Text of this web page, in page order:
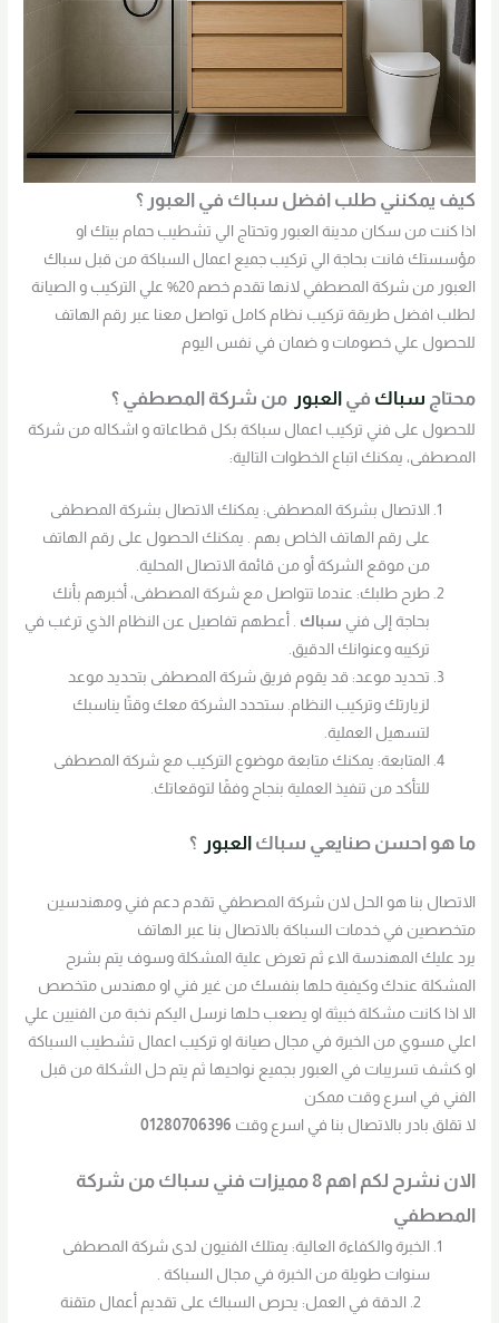
كيف يمكنني طلب افضل سباك في العبور ؟
اذا كنت من سكان مدينة العبور وتحتاج الي تشطيب حمام بيتك او
مؤسستك فانت بحاجة الي تركيب جميع اعمال السباكة من قبل سباك
العبور من شركة المصطفي لانها تقدم خصم 20% علي التركيب و الصيانة
لطلب افضل طريقة تركيب نظام كامل تواصل معنا عبر رقم الهاتف
للحصول علي خصومات و ضمان في نفس اليوم
محتاج سباك في العبور من شركة المصطفي ؟
للحصول على فني تركيب اعمال سباكة بكل قطاعاته و اشكاله من شركة
المصطفى، يمكنك اتباع الخطوات التالية:
الاتصال بشركة المصطفى: يمكنك الاتصال بشركة المصطفى
على رقم الهاتف الخاص بهم . يمكنك الحصول على رقم الهاتف
من موقع الشركة أو من قائمة الاتصال المحلية.
طرح طلبك: عندما تتواصل مع شركة المصطفى، أخبرهم بأنك
بحاجة إلى فني سباك . أعطهم تفاصيل عن النظام الذي ترغب في
تركيبه وعنوانك الدقيق.
تحديد موعد: قد يقوم فريق شركة المصطفى بتحديد موعد
لزيارتك وتركيب النظام. ستحدد الشركة معك وقتًا يناسبك
لتسهيل العملية.
المتابعة: يمكنك متابعة موضوع التركيب مع شركة المصطفى
للتأكد من تنفيذ العملية بنجاح وفقًا لتوقعاتك.
ما هو احسن صنايعي سباكالعبور ؟
الاتصال بنا هو الحل لان شركة المصطفي تقدم دعم فني ومهندسين
متخصصين في خدمات السباكة بالاتصال بنا عبر الهاتف
يرد عليك المهندسة الاء ثم تعرض علية المشكلة وسوف يتم بشرح
المشكلة عندك وكيفية حلها بنفسك من غير فني او مهندس متخصص
الا اذا كانت مشكلة خبيثة او يصعب حلها نرسل اليكم نخبة من الفنيين علي
اعلي مسوي من الخبرة في مجال صيانة او تركيب اعمال تشطيب السباكة
او كشف تسريبات في العبور بجميع نواحيها ثم يتم حل الشكلة من قبل
الفني في اسرع وقت ممكن
لا تقلق بادر بالاتصال بنا في اسرع وقت 01280706396
الان نشرح لكم اهم 8 مميزات فني سباك من شركة
المصطفي
الخبرة والكفاءة العالية: يمتلك الفنيون لدى شركة المصطفى
سنوات طويلة من الخبرة في مجال السباكة .
الدقة في العمل: يحرص السباك على تقديم أعمال متقنة